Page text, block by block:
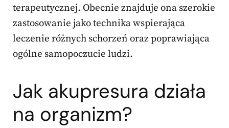
terapeutycznej. Obecnie znajduje ona szerokie
zastosowanie jako technika wspierająca
leczenie różnych schorzeń oraz poprawiająca
ogólne samopoczucie ludzi.
Jak akupresura działa
na organizm?